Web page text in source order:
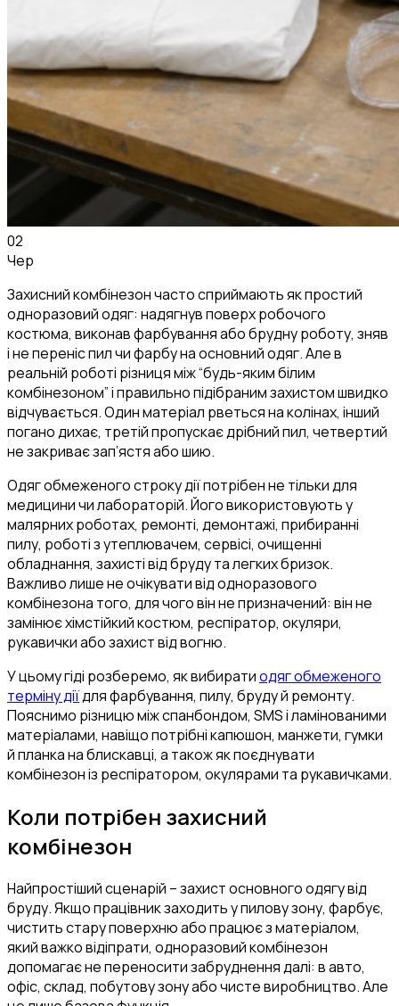
02
Чер
Захисний комбінезон часто сприймають як простий
одноразовий одяг: надягнув поверх робочого
костюма, виконав фарбування або брудну роботу, зняв
і не переніс пил чи фарбу на основний одяг. Але в
реальній роботі різниця між “будь-яким білим
комбінезоном” і правильно підібраним захистом швидко
відчувається. Один матеріал рветься на колінах, інший
погано дихає, третій пропускає дрібний пил, четвертий
не закриває зап’ястя або шию.
Одяг обмеженого строку дії потрібен не тільки для
медицини чи лабораторій. Його використовують у
малярних роботах, ремонті, демонтажі, прибиранні
пилу, роботі з утеплювачем, сервісі, очищенні
обладнання, захисті від бруду та легких бризок.
Важливо лише не очікувати від одноразового
комбінезона того, для чого він не призначений: він не
замінює хімстійкий костюм, респіратор, окуляри,
рукавички або захист від вогню.
У цьому гіді розберемо, як вибиратиодяг обмеженого
терміну діїдля фарбування, пилу, бруду й ремонту.
Пояснимо різницю між спанбондом, SMS і ламінованими
матеріалами, навіщо потрібні капюшон, манжети, гумки
й планка на блискавці, а також як поєднувати
комбінезон із респіратором, окулярами та рукавичками.
Коли потрібен захисний
комбінезон
Найпростіший сценарій – захист основного одягу від
бруду. Якщо працівник заходить у пилову зону, фарбує,
чистить стару поверхню або працює з матеріалом,
який важко відіпрати, одноразовий комбінезон
допомагає не переносити забруднення далі: в авто,
офіс, склад, побутову зону або чисте виробництво. Але